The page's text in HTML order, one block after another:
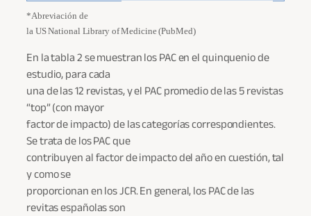
*Abreviación de
la US National Library of Medicine (PubMed)
En la tabla 2 se muestran los PAC en el quinquenio de
estudio, para cada
una de las 12 revistas, y el PAC promedio de las 5 revistas
“top” (con mayor
factor de impacto) de las categorías correspondientes.
Se trata de los PAC que
contribuyen al factor de impacto del año en cuestión, tal
y como se
proporcionan en los JCR. En general, los PAC de las
revitas españolas son